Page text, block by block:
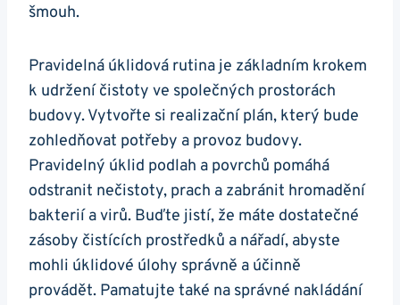
šmouh.
Pravidelná úklidová rutina je základním krokem
k udržení čistoty ve společných prostorách
budovy. Vytvořte si realizační plán, který bude
⁣zohledňovat potřeby a provoz budovy.
Pravidelný úklid podlah a povrchů pomáhá
‌odstranit nečistoty, prach a zabránit hromadění
bakterií a virů. Buďte jistí, že máte dostatečné
zásoby čistících ⁣prostředků a nářadí, abyste
mohli úklidové úlohy​ správně a účinně
provádět. Pamatujte také na správné nakládání